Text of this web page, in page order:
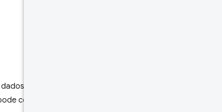
específicos para um
conter dados de uma ou